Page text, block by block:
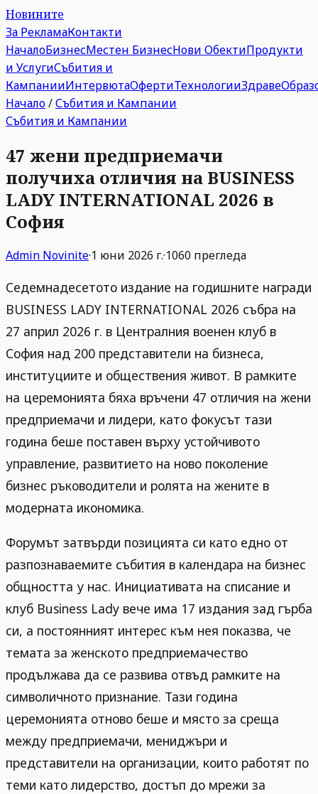
Новините
За РекламаКонтакти
НачалоБизнесМестен БизнесНови ОбектиПродукти
и УслугиСъбития и
КампанииИнтервютаОфертиТехнологииЗдраве
Начало/Събития и Кампании
Събития и Кампании
47 жени предприемачи
получиха отличия на BUSINESS
LADY INTERNATIONAL 2026 в
София
Admin Novinite·1 юни 2026 г.·1060 прегледа
Седемнадесетото издание на годишните награди
BUSINESS LADY INTERNATIONAL 2026 събра на
27 април 2026 г. в Централния военен клуб в
София над 200 представители на бизнеса,
институциите и обществения живот. В рамките
на церемонията бяха връчени 47 отличия на жени
предприемачи и лидери, като фокусът тази
година беше поставен върху устойчивото
управление, развитието на ново поколение
бизнес ръководители и ролята на жените в
модерната икономика.
Форумът затвърди позицията си като едно от
разпознаваемите събития в календара на бизнес
общността у нас. Инициативата на списание и
клуб Business Lady вече има 17 издания зад гърба
си, а постоянният интерес към нея показва, че
темата за женското предприемачество
продължава да се развива отвъд рамките на
символичното признание. Тази година
церемонията отново беше и място за среща
между предприемачи, мениджъри и
представители на организации, които работят по
теми като лидерство, достъп до мрежи за